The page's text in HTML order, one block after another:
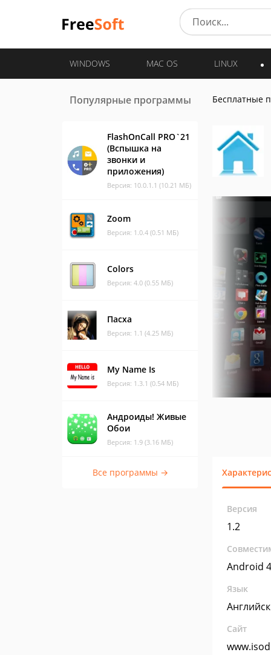
WINDOWS MAC OS LINUX
Популярные программы
FlashOnCall PRO`21
(Вспышка на
звонки и
приложения)
Версия: 10.0.1.1 (10.21 МБ)
Zoom
Версия: 1.0.4 (0.51 МБ)
Colors
Версия: 4.0 (0.55 МБ)
Пасха
Версия: 1.1 (4.25 МБ)
My Name Is
Версия: 1.3.1 (0.54 МБ)
Андроиды! Живые
Обои
Версия: 1.9 (3.16 МБ)
Все программы →
Бесплатные
Версия
1.2
Android
Язык
Сайт